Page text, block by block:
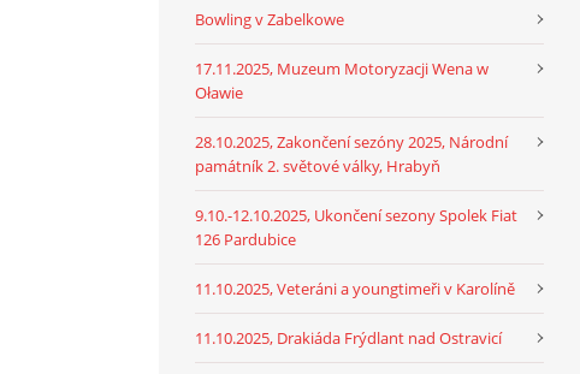
Bowling v Zabelkowe
17.11.2025, Muzeum Motoryzacji Wena w
Oławie
28.10.2025, Zakončení sezóny 2025, Národní
památník 2. světové války, Hrabyň
9.10.-12.10.2025, Ukončení sezony Spolek Fiat
126 Pardubice
11.10.2025, Veteráni a youngtimeři v Karolíně
11.10.2025, Drakiáda Frýdlant nad Ostravicí